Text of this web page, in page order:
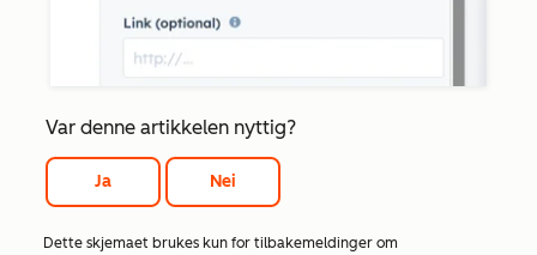
Var denne artikkelen nyttig?
Ja Nei
Dette skjemaet brukes kun for tilbakemeldinger om